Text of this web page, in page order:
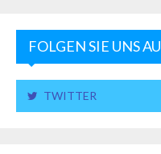
FOLGEN SIE UNS
TWITTER